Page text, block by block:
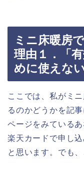
ミニ床暖房
理由１．「
めに使えな
ここでは、私がミ
るのかどうかを記
ページをみている
楽天カードで申し
と思います。でも、